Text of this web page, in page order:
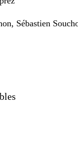
Sébastien